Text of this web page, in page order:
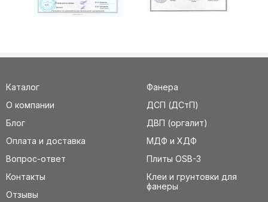
Каталог
О компании
Блог
Оплата и доставка
Вопрос-ответ
Контакты
Отзывы
Фанера
ДСП (ДСтП)
ДВП (оргалит)
МДФ и ХДФ
Плиты OSB-3
Клеи и грунтовки для
фанеры